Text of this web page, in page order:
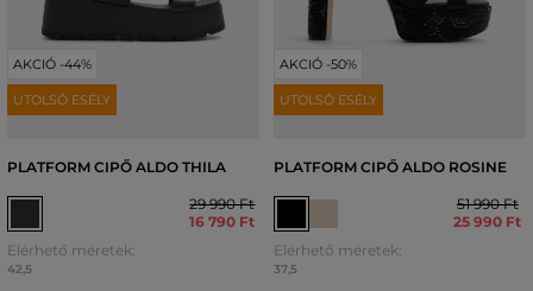
AKCIÓ -44%
UTOLSÓ ESÉLY
PLATFORM CIPŐ ALDO THILA
29 990 Ft
16 790 Ft
Elérhető méretek:
42,5
AKCIÓ -50%
UTOLSÓ ESÉLY
PLATFORM CIPŐ ALDO ROSINE
51 990 Ft
25 990 Ft
Elérhető méretek:
37,5